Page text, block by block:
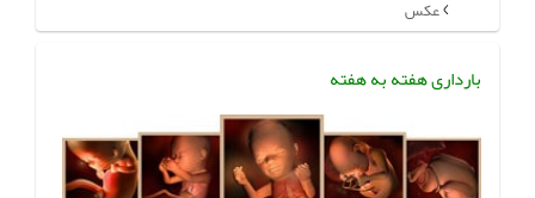
عکس
بارداری هفته به هفته